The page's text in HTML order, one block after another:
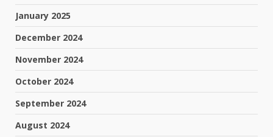
January 2025
December 2024
November 2024
October 2024
September 2024
August 2024